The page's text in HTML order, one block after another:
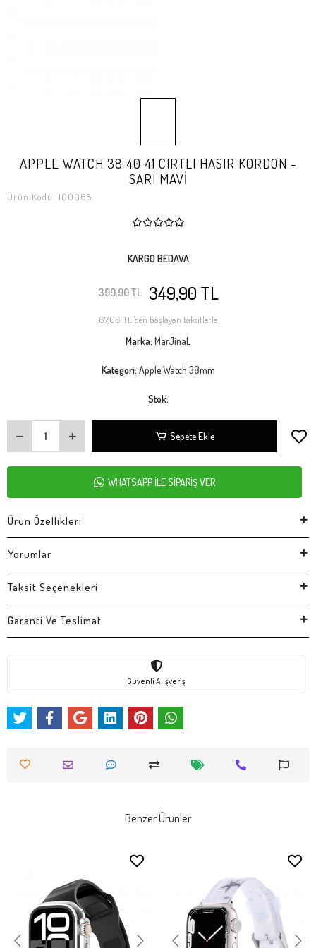
APPLE WATCH 38 40 41 CIRTLI HASIR KORDON -
SARI MAVİ
Ürün Kodu: 100068
KARGO BEDAVA
399,90 TL 349,90 TL
67,06 TL 'den başlayan taksitlerle
Marka: MarJinaL
Kategori: Apple Watch 38mm
Stok:
Sepete Ekle
WHATSAPP İLE SİPARİŞ VER
Ürün Özellikleri
Yorumlar
Taksit Seçenekleri
Garanti Ve Teslimat
Güvenli Alışveriş
Benzer Ürünler